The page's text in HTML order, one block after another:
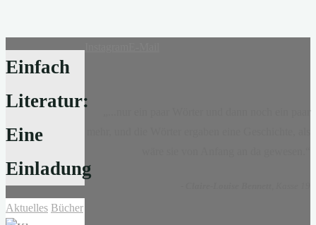
Einfach
Literatur:
Eine
Einladung
Aktuelles Bücher